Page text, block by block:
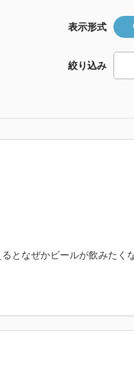
表示形式
絞り込み
となぜかビールが飲みたく